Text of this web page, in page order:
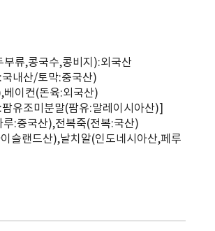
류,콩국수,콩비지):외국산
내산/토막:중국산)
이컨(돈육:외국산)
유조미분말(팜유:말레이시아산)]
:중국산),전복죽(전복:국산)
슬랜드산),날치알(인도네시아산,페루